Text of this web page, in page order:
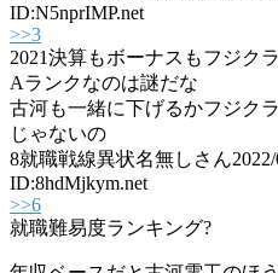
ID:N5nprIMP.net
>>3
2021決算もボーナスもフジク
Aランクなのは謎だな
古河も一緒に下げるかフジク
じゃないの
8就職戦線異状名無しさん
ID:8hdMjkym.net
>>6
就職難易度ランキング?